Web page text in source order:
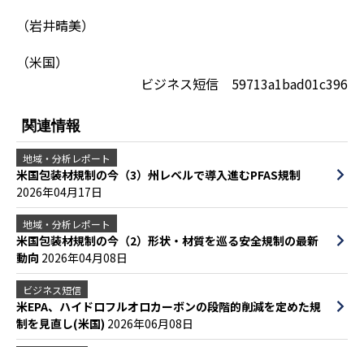
（岩井晴美）
（米国）
ビジネス短信 59713a1bad01c396
関連情報
地域・分析レポート
米国包装材規制の今（3）州レベルで導入進むPFAS規制
2026年04月17日
地域・分析レポート
米国包装材規制の今（2）形状・材質を巡る安全規制の最新
動向 2026年04月08日
ビジネス短信
米EPA、ハイドロフルオロカーボンの段階的削減を定めた規
制を見直し(米国) 2026年06月08日